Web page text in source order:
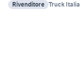
Rivenditore Truck Italia